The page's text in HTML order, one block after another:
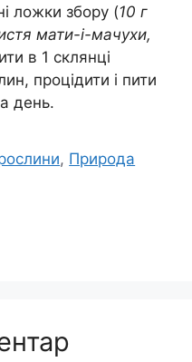
ложки збору (10 г
мати-і-мачухи,
в 1 склянці
процідити і пити
день.
, Природа